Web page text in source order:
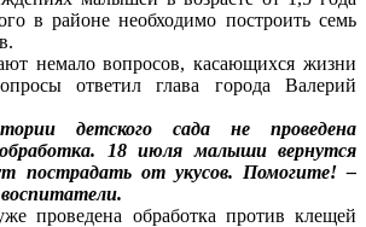
в районе необходимо построить семь
немало вопросов, касающихся жизни
ответил глава города Валерий
детского сада не проведена
18 июля малыши вернутся
пострадать от укусов. Помогите! –
обработка против клещей